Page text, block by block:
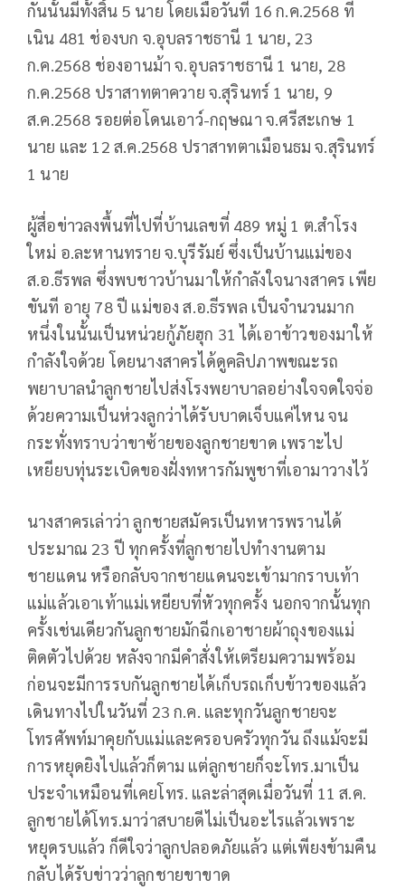
กันนั้นมีทั้งสิ้น 5 นาย โดยเมื่อวันที่ 16 ก.ค.2568 ที่
เนิน 481 ช่องบก จ.อุบลราชธานี 1 นาย, 23
ก.ค.2568 ช่องอานม้า จ.อุบลราชธานี 1 นาย, 28
ก.ค.2568 ปราสาทตาควาย จ.สุรินทร์ 1 นาย, 9
ส.ค.2568 รอยต่อโดนเอาว์-กฤษณา จ.ศรีสะเกษ 1
นาย และ 12 ส.ค.2568 ปราสาทตาเมือนธม จ.สุรินทร์
1 นาย
ผู้สื่อข่าวลงพื้นที่ไปที่บ้านเลขที่ 489 หมู่ 1 ต.สำโรง
ใหม่ อ.ละหานทราย จ.บุรีรัมย์ ซึ่งเป็นบ้านแม่ของ
ส.อ.ธีรพล ซึ่งพบชาวบ้านมาให้กำลังใจนางสาคร เพีย
ขันที อายุ 78 ปี แม่ของ ส.อ.ธีรพล เป็นจำนวนมาก
หนึ่งในนั้นเป็นหน่วยกู้ภัยฮุก 31 ได้เอาข้าวของมาให้
กำลังใจด้วย โดยนางสาครได้ดูคลิปภาพขณะรถ
พยาบาลนำลูกชายไปส่งโรงพยาบาลอย่างใจจดใจจ่อ
ด้วยความเป็นห่วงลูกว่าได้รับบาดเจ็บแค่ไหน จน
กระทั่งทราบว่าขาซ้ายของลูกชายขาด เพราะไป
เหยียบทุ่นระเบิดของฝั่งทหารกัมพูชาที่เอามาวางไว้
นางสาครเล่าว่า ลูกชายสมัครเป็นทหารพรานได้
ประมาณ 23 ปี ทุกครั้งที่ลูกชายไปทำงานตาม
ชายแดน หรือกลับจากชายแดนจะเข้ามากราบเท้า
แม่แล้วเอาเท้าแม่เหยียบที่หัวทุกครั้ง นอกจากนั้นทุก
ครั้งเช่นเดียวกันลูกชายมักฉีกเอาชายผ้าถุงของแม่
ติดตัวไปด้วย หลังจากมีคำสั่งให้เตรียมความพร้อม
ก่อนจะมีการรบกันลูกชายได้เก็บรถเก็บข้าวของแล้ว
เดินทางไปในวันที่ 23 ก.ค. และทุกวันลูกชายจะ
โทรศัพท์มาคุยกับแม่และครอบครัวทุกวัน ถึงแม้จะมี
การหยุดยิงไปแล้วก็ตาม แต่ลูกชายก็จะโทร.มาเป็น
ประจำเหมือนที่เคยโทร. และล่าสุดเมื่อวันที่ 11 ส.ค.
ลูกชายได้โทร.มาว่าสบายดีไม่เป็นอะไรแล้วเพราะ
หยุดรบแล้ว ก็ดีใจว่าลูกปลอดภัยแล้ว แต่เพียงข้ามคืน
กลับได้รับข่าวว่าลูกชายขาขาด